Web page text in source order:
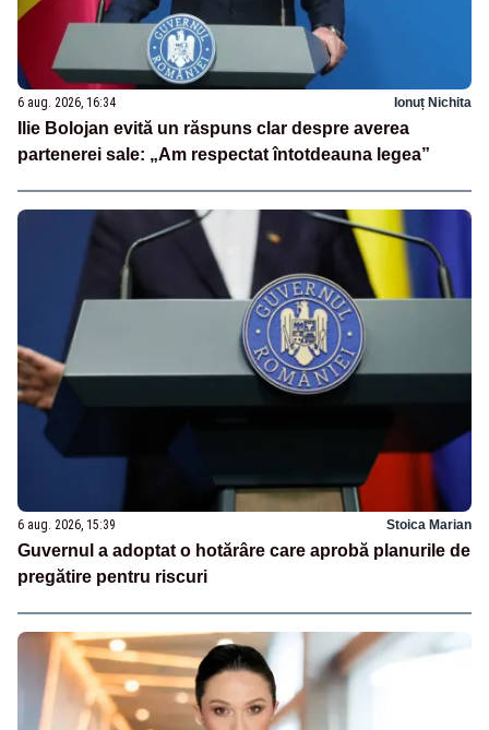
6 aug. 2026, 16:34 Ionuț Nichita
Ilie Bolojan evită un răspuns clar despre averea
partenerei sale: „Am respectat întotdeauna legea”
6 aug. 2026, 15:39 Stoica Marian
Guvernul a adoptat o hotărâre care aprobă planurile de
pregătire pentru riscuri